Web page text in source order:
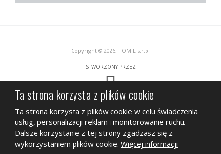
Copyright © 2026, TOMIL s.r.o.
STWORZONY PRZEZ
Ta strona jest chroniona przez Google ReCAPTCHA, podlega
prywatności Google i Warunkom świadczenia usług.
MAPA STRONY WARUNKI KORZYSTANIA
BIZNES ARKUSZE DANYCH SKŁADNIKÓW
Ta strona korzysta z plików cookie
Ta strona korzysta z plików cookie w celu świadczenia
usług, personalizacji reklam i monitorowanie ruchu.
Dalsze korzystanie z tej strony zgadzasz się z
wykorzystaniem plików cookie. Więcej informacji